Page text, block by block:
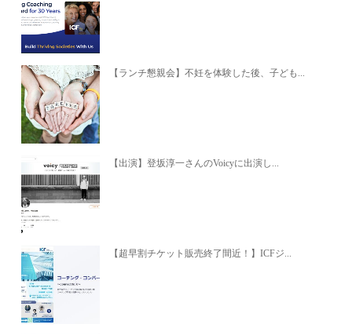
【ランチ懇親会】不妊を体験した後、子ども...
【出演】登坂淳一さんのVoicyに出演し...
【超早割チケット販売終了間近！】ICFジ...